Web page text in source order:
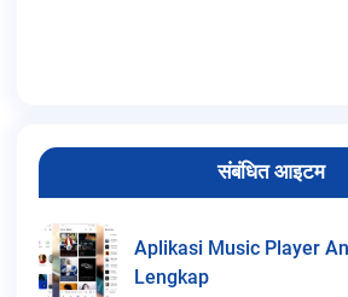
संबंधित आइटम
Aplikasi Music Player
Lengkap